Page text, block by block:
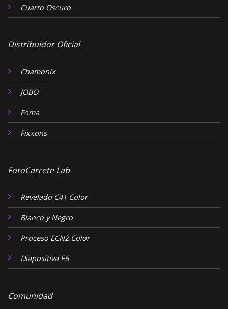
Cuarto Oscuro
Distribuidor Oficial
Chamonix
JOBO
Foma
Fixxons
FotoCarrete Lab
Revelado C41 Color
Blanco y Negro
Proceso ECN2 Color
Diapositiva E6
Comunidad